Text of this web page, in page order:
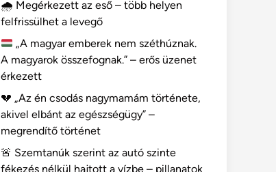
🌧️ Megérkezett az eső – több helyen
felfrissülhet a levegő
„A magyar emberek nem széthúznak.
A magyarok összefognak.” – erős üzenet
érkezett
💔 „Az én csodás nagymamám története,
akivel elbánt az egészségügy” –
megrendítő történet
🚨 Szemtanúk szerint az autó szinte
fékezés nélkül hajtott a vízbe – pillanatok